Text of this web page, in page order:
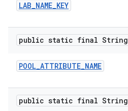
LAB_NAME_KEY
public static final String
POOL_ATTRIBUTE_NAME
public static final String